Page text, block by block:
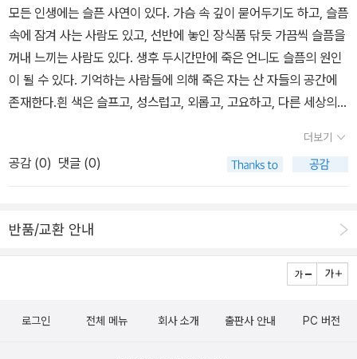
모든 인생에는 슬픈 사연이 있다. 가슴 속 깊이 묻어두기도 하고, 슬픔
속에 잠겨 사는 사람도 있고, 선반에 놓인 장식품 닦듯 가끔씩 슬픔을
꺼내 느끼는 사람도 있다. 생후 두시간만에 죽은 언니도 슬픔의 원인
이 될 수 있다. 기억하는 사람들에 의해 죽은 자는 산 자들의 공간에
존재한다.흰 색은 슬프고, 성스럽고, 외롭고, 고요하고, 다른 세상의
더보기
공감 (0) 댓글 (0)
반품/교환 안내
로그인 전체 메뉴 회사 소개 출판사 안내 PC 버전